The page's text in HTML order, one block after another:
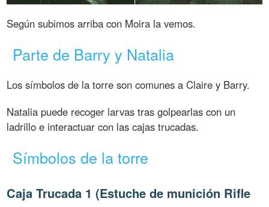
Según subimos arriba con Moira la vemos.
Parte de Barry y Natalia
Los símbolos de la torre son comunes a Claire y Barry.
Natalia puede recoger larvas tras golpearlas con un
ladrillo e interactuar con las cajas trucadas.
Símbolos de la torre
Caja Trucada 1 (Estuche de munición Rifle